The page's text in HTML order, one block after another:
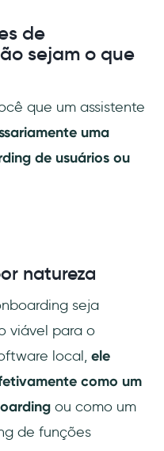
de
sejam o que
que um assistente
uma
de usuários ou
natureza
seja
viável para o
local, ele
como um
ou como um
de funções